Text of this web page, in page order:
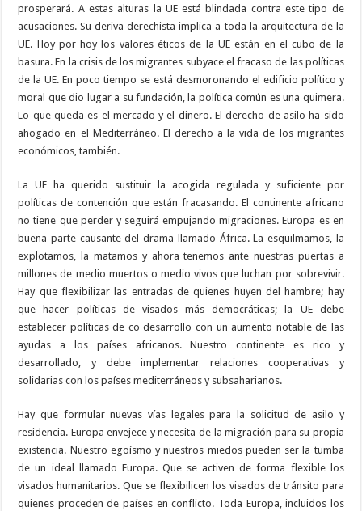
prosperará. A estas alturas la UE está blindada contra este tipo de
acusaciones. Su deriva derechista implica a toda la arquitectura de la
UE. Hoy por hoy los valores éticos de la UE están en el cubo de la
basura. En la crisis de los migrantes subyace el fracaso de las políticas
de la UE. En poco tiempo se está desmoronando el edificio político y
moral que dio lugar a su fundación, la política común es una quimera.
Lo que queda es el mercado y el dinero. El derecho de asilo ha sido
ahogado en el Mediterráneo. El derecho a la vida de los migrantes
económicos, también.
La UE ha querido sustituir la acogida regulada y suficiente por
políticas de contención que están fracasando. El continente africano
no tiene que perder y seguirá empujando migraciones. Europa es en
buena parte causante del drama llamado África. La esquilmamos, la
explotamos, la matamos y ahora tenemos ante nuestras puertas a
millones de medio muertos o medio vivos que luchan por sobrevivir.
Hay que flexibilizar las entradas de quienes huyen del hambre; hay
que hacer políticas de visados más democráticas; la UE debe
establecer políticas de co desarrollo con un aumento notable de las
ayudas a los países africanos. Nuestro continente es rico y
desarrollado, y debe implementar relaciones cooperativas y
solidarias con los países mediterráneos y subsaharianos.
Hay que formular nuevas vías legales para la solicitud de asilo y
residencia. Europa envejece y necesita de la migración para su propia
existencia. Nuestro egoísmo y nuestros miedos pueden ser la tumba
de un ideal llamado Europa. Que se activen de forma flexible los
visados humanitarios. Que se flexibilicen los visados de tránsito para
quienes proceden de países en conflicto. Toda Europa, incluidos los